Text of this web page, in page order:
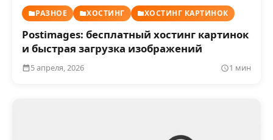
РАЗНОЕ ХОСТИНГ ХОСТИНГ КАРТИНОК
Postimages: бесплатный хостинг картинок
и быстрая загрузка изображений
5 апреля, 2026 1 мин